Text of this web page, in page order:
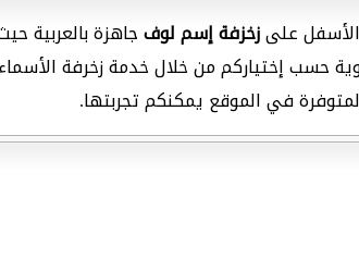
علىزخزفة إسم لوفجاهزة بالعربية
حسب إختياركم من خلال خدمة زخرفة الأسماء
في الموقع يمكنكم تجربتها.